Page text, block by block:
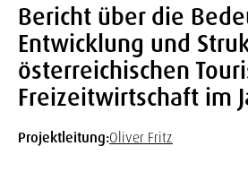
Bericht über die
Entwicklung und
österreichischen
Freizeitwirtschaft im
Projektleitung:Oliver Fritz